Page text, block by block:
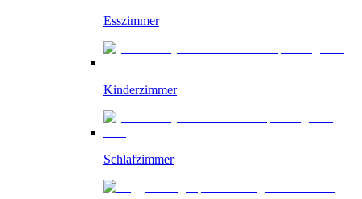
Esszimmer
Kinderzimmer
Schlafzimmer